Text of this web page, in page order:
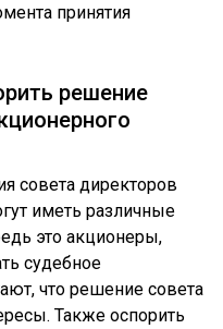
принятия
решение
совета директоров
иметь различные
это акционеры,
судебное
что решение совета
Также оспорить